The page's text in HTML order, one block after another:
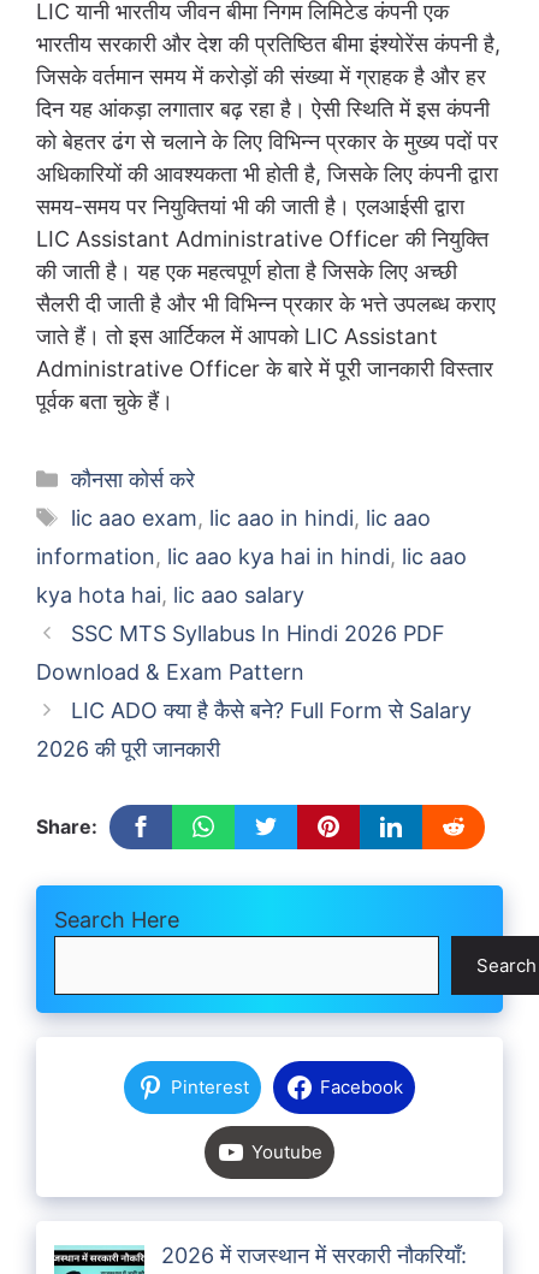
LIC यानी भारतीय जीवन बीमा निगम लिमिटेड कंपनी एक
भारतीय सरकारी और देश की प्रतिष्ठित बीमा इंश्योरेंस कंपनी है,
जिसके वर्तमान समय में करोड़ों की संख्या में ग्राहक है और हर
दिन यह आंकड़ा लगातार बढ़ रहा है। ऐसी स्थिति में इस कंपनी
को बेहतर ढंग से चलाने के लिए विभिन्न प्रकार के मुख्य पदों पर
अधिकारियों की आवश्यकता भी होती है, जिसके लिए कंपनी द्वारा
समय-समय पर नियुक्तियां भी की जाती है। एलआईसी द्वारा
LIC Assistant Administrative Officer की नियुक्ति
की जाती है। यह एक महत्वपूर्ण होता है जिसके लिए अच्छी
सैलरी दी जाती है और भी विभिन्न प्रकार के भत्ते उपलब्ध कराए
जाते हैं। तो इस आर्टिकल में आपको LIC Assistant
Administrative Officer के बारे में पूरी जानकारी विस्तार
पूर्वक बता चुके हैं।
Categories
कौनसा कोर्स करे
Tags
lic aao exam, lic aao in hindi, lic aao
information, lic aao kya hai in hindi, lic aao
kya hota hai, lic aao salary
SSC MTS Syllabus In Hindi 2026 PDF
Download & Exam Pattern
LIC ADO क्या है कैसे बने? Full Form से Salary
2026 की पूरी जानकारी
Share:
Search Here
Search
Pinterest Facebook
Youtube
2026 में राजस्थान में सरकारी नौकरियाँ: